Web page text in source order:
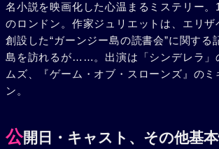
名小説を映画化した心温まるミステリー。
のロンドン。作家ジュリエットは、エリ
創設した“ガーンジー島の読書会”に関する
島を訪れるが……。出演は「シンデレラ」
ムズ、『ゲーム・オブ・スローンズ』の
ン。
公開日・キャスト、その他基